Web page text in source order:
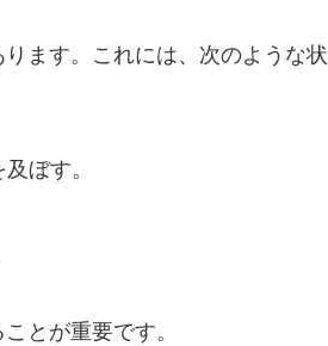
ます。これには、次のような状
ぼす。
とが重要です。